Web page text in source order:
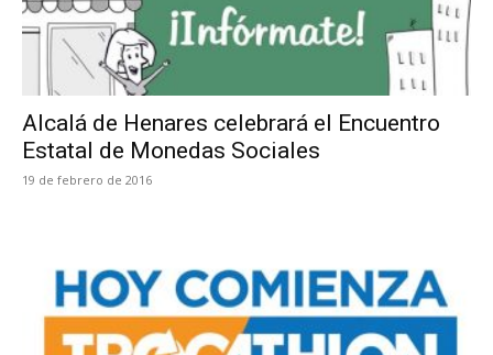
Alcalá de Henares celebrará el Encuentro
Estatal de Monedas Sociales
19 de febrero de 2016